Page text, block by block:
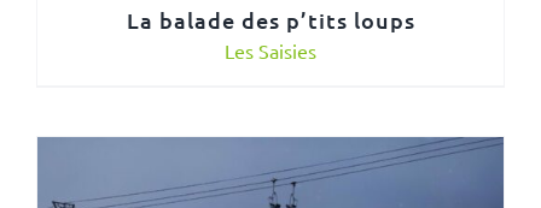
La balade des p’tits loups
Les Saisies